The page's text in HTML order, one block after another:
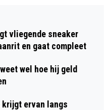
vliegende sneaker
en gaat compleet
wel hoe hij geld
krijgt ervan langs